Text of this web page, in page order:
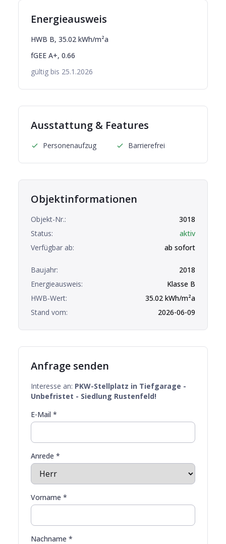
Energieausweis
HWB B, 35.02 kWh/m²a
fGEE A+, 0.66
gültig bis 25.1.2026
Ausstattung & Features
Personenaufzug Barrierefrei
Objektinformationen
Objekt-Nr.:
3018
Status:
aktiv
Verfügbar ab:
ab sofort
Baujahr:
2018
Energieausweis:
Klasse B
HWB-Wert:
35.02 kWh/m²a
Stand vom:
2026-06-09
Anfrage senden
Interesse an: PKW-Stellplatz in Tiefgarage -
Unbefristet - Siedlung Rustenfeld!
E-Mail *
Anrede *
Vorname *
Nachname *